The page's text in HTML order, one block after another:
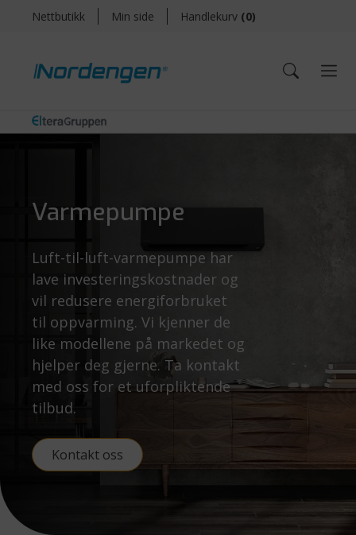
Nettbutikk Min side Handlekurv (0)
Varmepumpe
Luft-til-luft-varmepumpe har
lave investeringskostnader og
vil redusere energiforbruket
til oppvarming. Vi kjenner de
like modellene på markedet og
hjelper deg gjerne. Ta kontakt
med oss for et uforpliktende
tilbud.
Kontakt oss